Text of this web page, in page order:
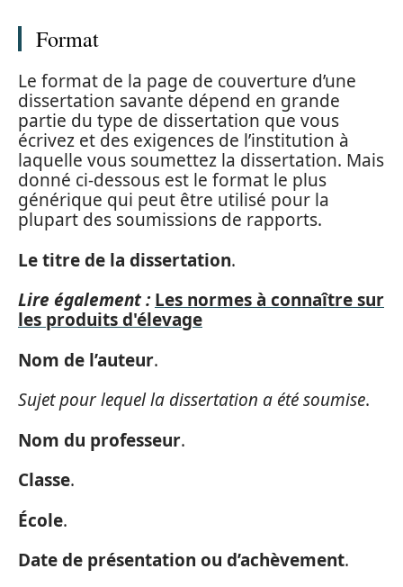
Format
Le format de la page de couverture d’une
dissertation savante dépend en grande
partie du type de dissertation que vous
écrivez et des exigences de l’institution à
laquelle vous soumettez la dissertation. Mais
donné ci-dessous est le format le plus
générique qui peut être utilisé pour la
plupart des soumissions de rapports.
Le titre de la dissertation.
Lire également : Les normes à connaître sur
les produits d'élevage
Nom de l’auteur.
Sujet pour lequel la dissertation a été soumise.
Nom du professeur.
Classe.
École.
Date de présentation ou d’achèvement.